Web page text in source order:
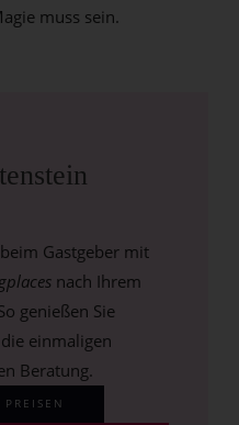
muss sein.
Gastgeber mit
nach Ihrem
genießen Sie
einmaligen
Beratung.